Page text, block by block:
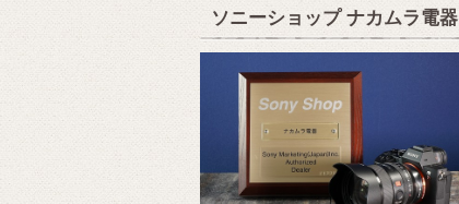
ソニーショップ ナカムラ電器